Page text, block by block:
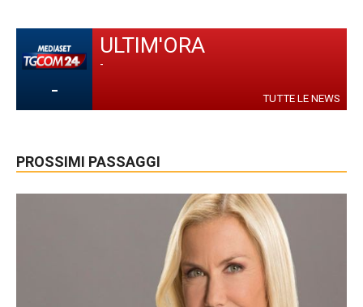
-
ULTIM'ORA
-
TUTTE LE NEWS
PROSSIMI PASSAGGI